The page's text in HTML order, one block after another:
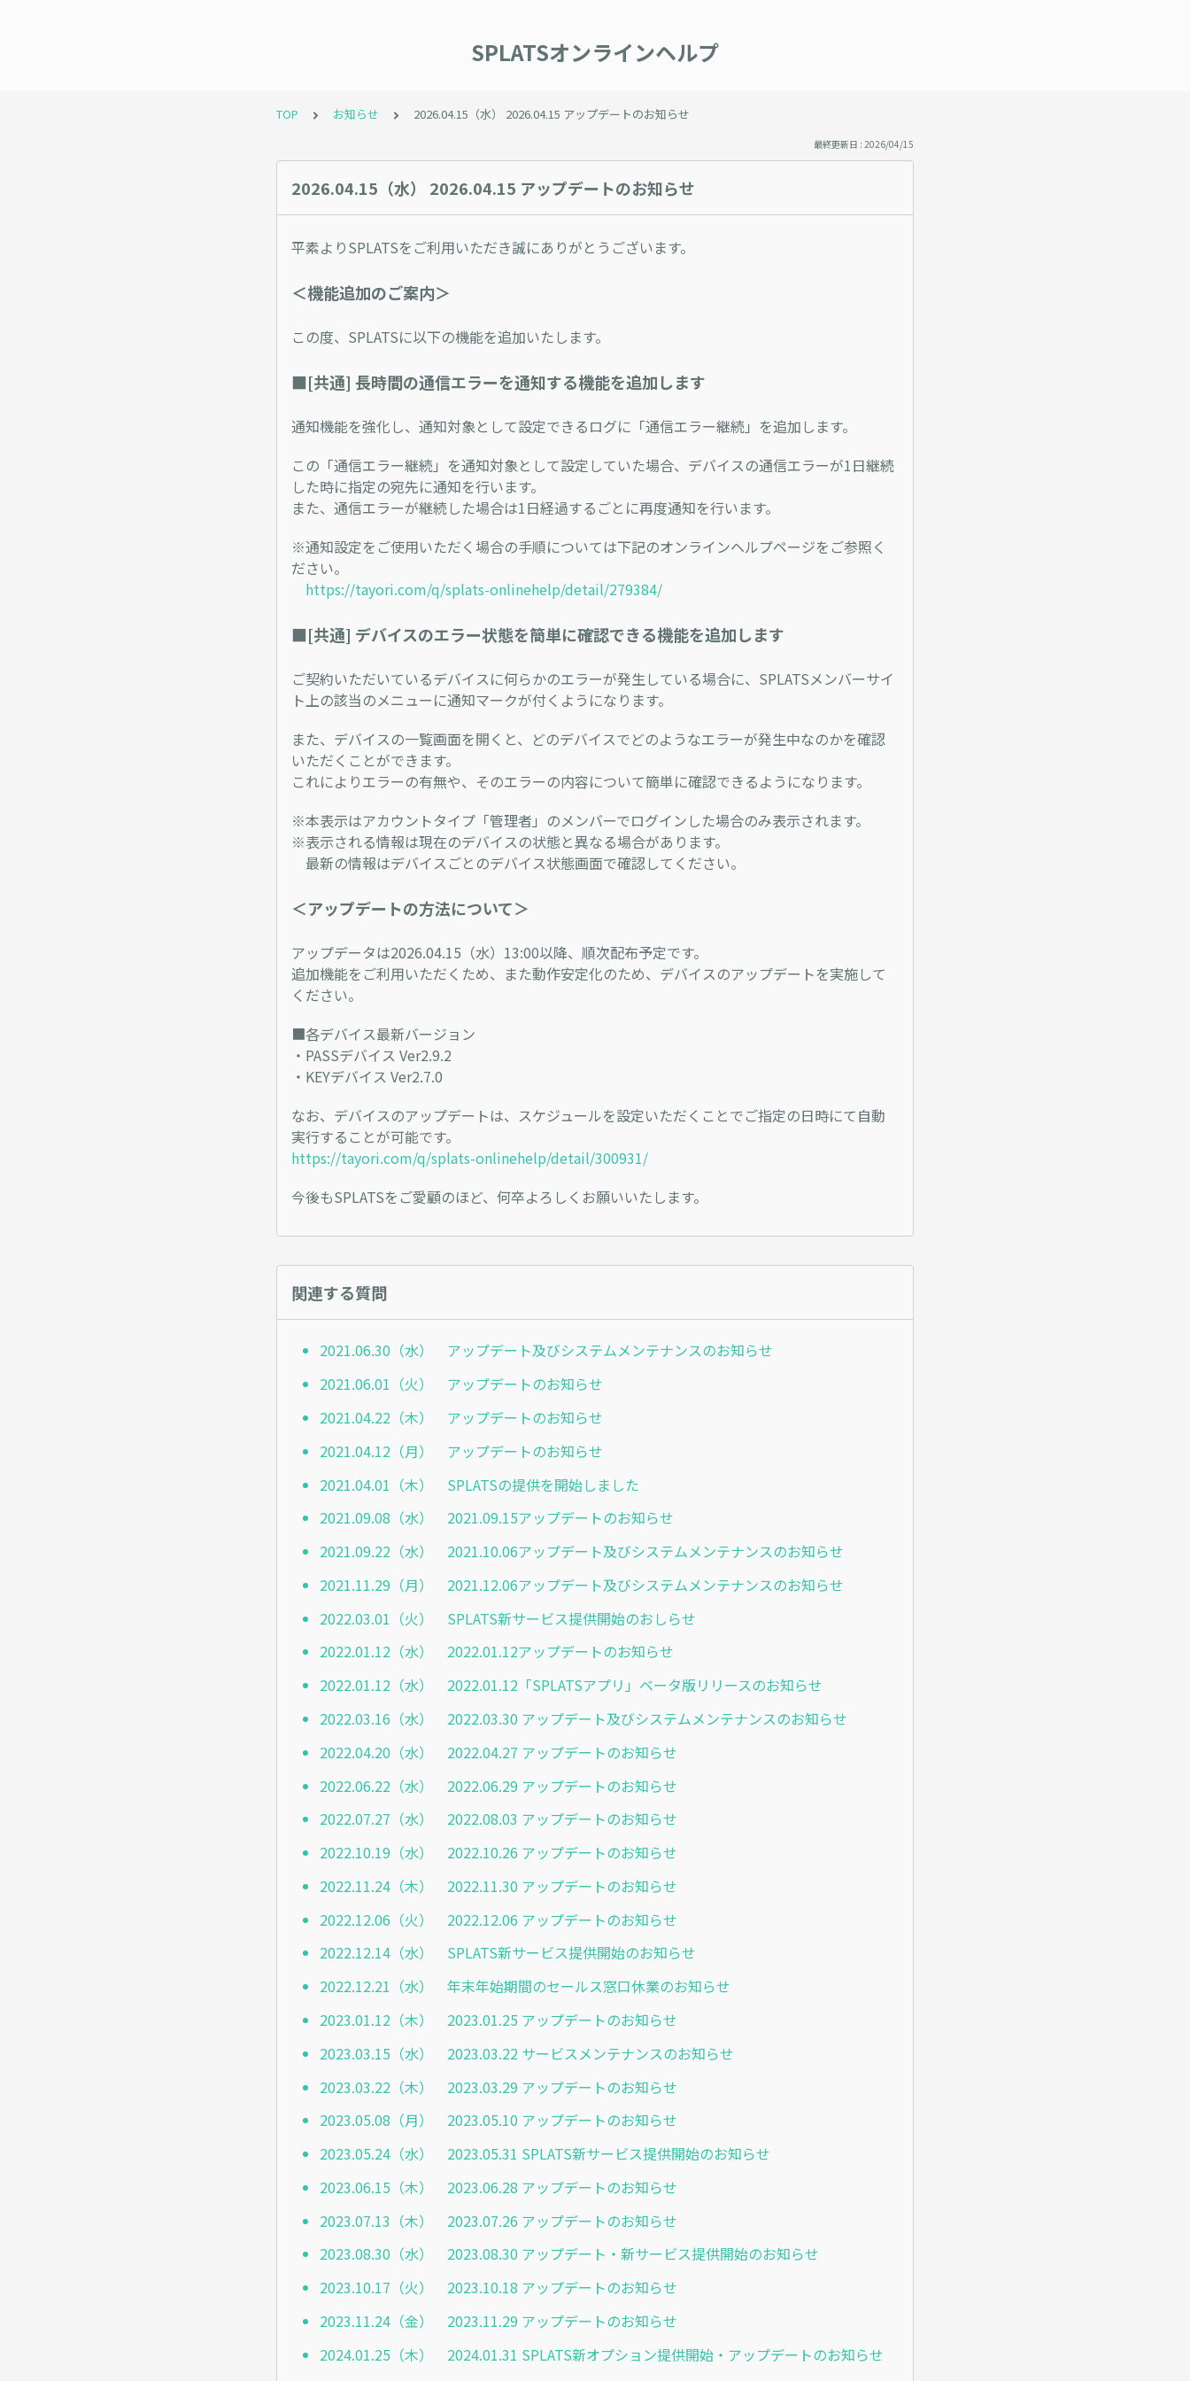
SPLATSオンラインヘルプ
TOP お知らせ 2026.04.15（水） 2026.04.15 アップデートのお知らせ
最終更新日 : 2026/04/15
2026.04.15（水） 2026.04.15 アップデートのお知らせ
平素よりSPLATSをご利用いただき誠にありがとうございます。
＜機能追加のご案内＞
この度、SPLATSに以下の機能を追加いたします。
■[共通] 長時間の通信エラーを通知する機能を追加します
通知機能を強化し、通知対象として設定できるログに「通信エラー継続」を追加します。
この「通信エラー継続」を通知対象として設定していた場合、デバイスの通信エラーが1日継続
した時に指定の宛先に通知を行います。
また、通信エラーが継続した場合は1日経過するごとに再度通知を行います。
※通知設定をご使用いただく場合の手順については下記のオンラインヘルプページをご参照く
ださい。
https://tayori.com/q/splats-onlinehelp/detail/279384/
■[共通] デバイスのエラー状態を簡単に確認できる機能を追加します
ご契約いただいているデバイスに何らかのエラーが発生している場合に、SPLATSメンバーサイ
ト上の該当のメニューに通知マークが付くようになります。
また、デバイスの一覧画面を開くと、どのデバイスでどのようなエラーが発生中なのかを確認
いただくことができます。
これによりエラーの有無や、そのエラーの内容について簡単に確認できるようになります。
※本表示はアカウントタイプ「管理者」のメンバーでログインした場合のみ表示されます。
※表示される情報は現在のデバイスの状態と異なる場合があります。
最新の情報はデバイスごとのデバイス状態画面で確認してください。
＜アップデートの方法について＞
アップデータは2026.04.15（水）13:00以降、順次配布予定です。
追加機能をご利用いただくため、また動作安定化のため、デバイスのアップデートを実施して
ください。
■各デバイス最新バージョン
・PASSデバイス Ver2.9.2
・KEYデバイス Ver2.7.0
なお、デバイスのアップデートは、スケジュールを設定いただくことでご指定の日時にて自動
実行することが可能です。
https://tayori.com/q/splats-onlinehelp/detail/300931/
今後もSPLATSをご愛顧のほど、何卒よろしくお願いいたします。
関連する質問
2021.06.30（水） アップデート及びシステムメンテナンスのお知らせ
2021.06.01（火） アップデートのお知らせ
2021.04.22（木） アップデートのお知らせ
2021.04.12（月） アップデートのお知らせ
2021.04.01（木） SPLATSの提供を開始しました
2021.09.08（水） 2021.09.15アップデートのお知らせ
2021.09.22（水） 2021.10.06アップデート及びシステムメンテナンスのお知らせ
2021.11.29（月） 2021.12.06アップデート及びシステムメンテナンスのお知らせ
2022.03.01（火） SPLATS新サービス提供開始のおしらせ
2022.01.12（水） 2022.01.12アップデートのお知らせ
2022.01.12（水） 2022.01.12「SPLATSアプリ」ベータ版リリースのお知らせ
2022.03.16（水） 2022.03.30 アップデート及びシステムメンテナンスのお知らせ
2022.04.20（水） 2022.04.27 アップデートのお知らせ
2022.06.22（水） 2022.06.29 アップデートのお知らせ
2022.07.27（水） 2022.08.03 アップデートのお知らせ
2022.10.19（水） 2022.10.26 アップデートのお知らせ
2022.11.24（木） 2022.11.30 アップデートのお知らせ
2022.12.06（火） 2022.12.06 アップデートのお知らせ
2022.12.14（水） SPLATS新サービス提供開始のお知らせ
2022.12.21（水） 年末年始期間のセールス窓口休業のお知らせ
2023.01.12（木） 2023.01.25 アップデートのお知らせ
2023.03.15（水） 2023.03.22 サービスメンテナンスのお知らせ
2023.03.22（木） 2023.03.29 アップデートのお知らせ
2023.05.08（月） 2023.05.10 アップデートのお知らせ
2023.05.24（水） 2023.05.31 SPLATS新サービス提供開始のお知らせ
2023.06.15（木） 2023.06.28 アップデートのお知らせ
2023.07.13（木） 2023.07.26 アップデートのお知らせ
2023.08.30（水） 2023.08.30 アップデート・新サービス提供開始のお知らせ
2023.10.17（火） 2023.10.18 アップデートのお知らせ
2023.11.24（金） 2023.11.29 アップデートのお知らせ
2024.01.25（木） 2024.01.31 SPLATS新オプション提供開始・アップデートのお知らせ